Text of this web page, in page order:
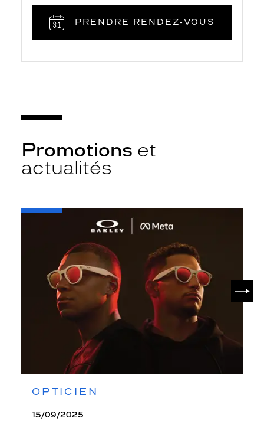
PRENDRE RENDEZ‑VOUS
Promotions et
actualités
OPTICIEN
15/09/2025
-